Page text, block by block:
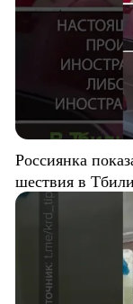
Россиянка
шествия в